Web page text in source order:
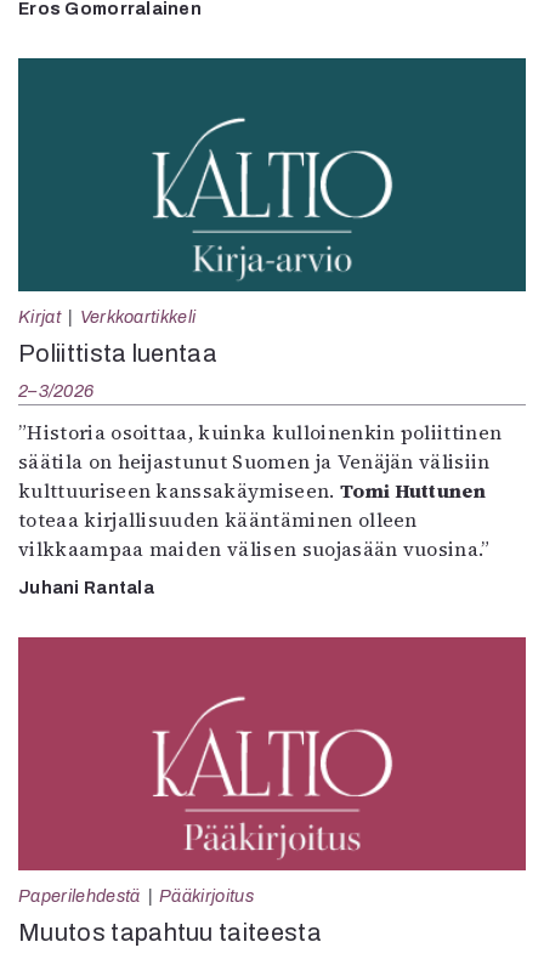
Eros Gomorralainen
Kirjat Verkkoartikkeli
Poliittista luentaa
2–3/2026
”Historia osoittaa, kuinka kulloinenkin poliittinen
säätila on heijastunut Suomen ja Venäjän välisiin
kulttuuriseen kanssakäymiseen. Tomi Huttunen
toteaa kirjallisuuden kääntäminen olleen
vilkkaampaa maiden välisen suojasään vuosina.”
Juhani Rantala
Paperilehdestä Pääkirjoitus
Muutos tapahtuu taiteesta